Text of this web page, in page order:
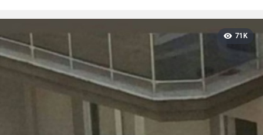
71K